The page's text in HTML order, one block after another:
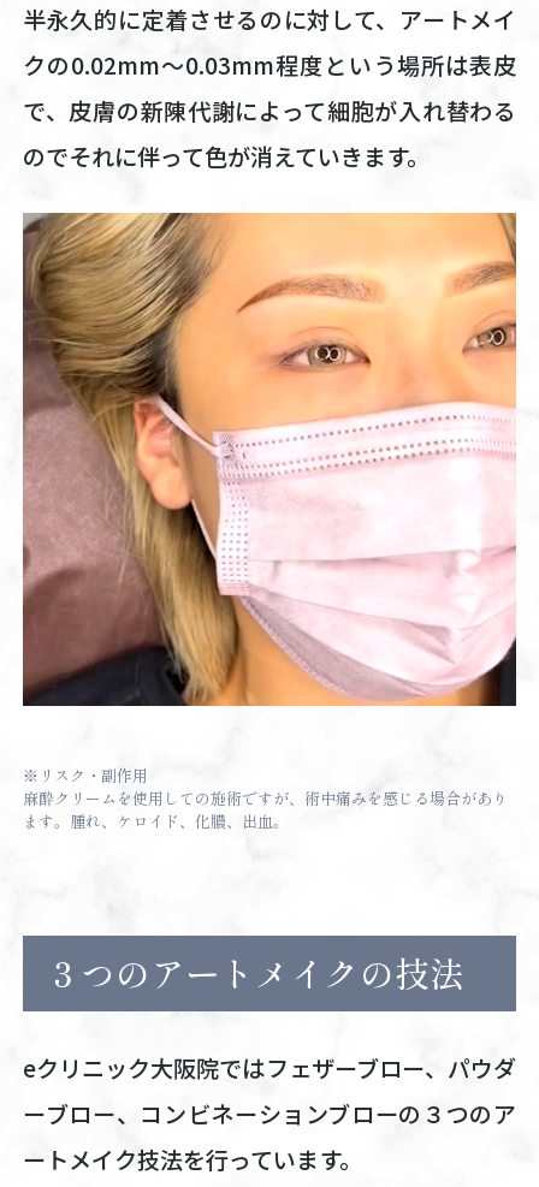
半永久的に定着させるのに対して、アートメイ
クの0.02mm～0.03mm程度という場所は表皮
で、皮膚の新陳代謝によって細胞が入れ替わる
のでそれに伴って色が消えていきます。
※リスク・副作用
麻酔クリームを使用しての施術ですが、術中痛みを感じる場合があり
ます。腫れ、ケロイド、化膿、出血。
３つのアートメイクの技法
eクリニック大阪院ではフェザーブロー、パウダ
ーブロー、コンビネーションブローの３つのア
ートメイク技法を行っています。